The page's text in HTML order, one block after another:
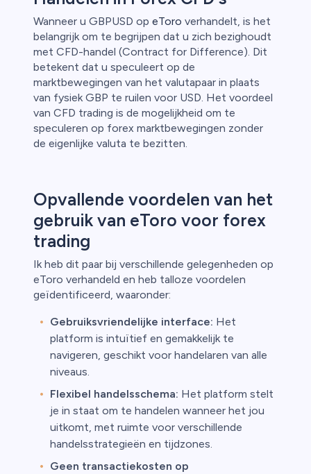
Wanneer u GBPUSD op eToro verhandelt, is het
belangrijk om te begrijpen dat u zich bezighoudt
met CFD-handel (Contract for Difference). Dit
betekent dat u speculeert op de
marktbewegingen van het valutapaar in plaats
van fysiek GBP te ruilen voor USD. Het voordeel
van CFD trading is de mogelijkheid om te
speculeren op forex marktbewegingen zonder
de eigenlijke valuta te bezitten.
Opvallende voordelen van het
gebruik van eToro voor forex
trading
Ik heb dit paar bij verschillende gelegenheden op
eToro verhandeld en heb talloze voordelen
geïdentificeerd, waaronder:
Gebruiksvriendelijke interface: Het
platform is intuïtief en gemakkelijk te
navigeren, geschikt voor handelaren van alle
niveaus.
Flexibel handelsschema: Het platform stelt
je in staat om te handelen wanneer het jou
uitkomt, met ruimte voor verschillende
handelsstrategieën en tijdzones.
Geen transactiekosten op